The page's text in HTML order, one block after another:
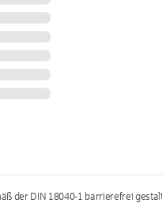
der DIN 18040-1 barrierefrei